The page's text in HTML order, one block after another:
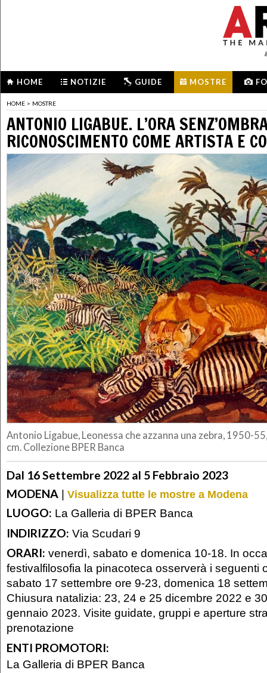
HOME NOTIZIE GUIDE MOSTRE
HOME > MOSTRE
ANTONIO LIGABUE. L’ORA
RICONOSCIMENTO COME ARTISTA E
Antonio Ligabue, Leonessa che azzanna una zebra, 1950-
cm. Collezione BPER Banca
Dal 16 Settembre 2022 al 5 Febbraio 2023
MODENA | Visualizza tutte le mostre a Modena
LUOGO: La Galleria di BPER Banca
INDIRIZZO: Via Scudari 9
ORARI: venerdì, sabato e domenica 10-18. In
festivalfilosofia la pinacoteca osserverà i seguenti
sabato 17 settembre ore 9-23, domenica 18
Chiusura natalizia: 23, 24 e 25 dicembre 2022 e
gennaio 2023. Visite guidate, gruppi e aperture
prenotazione
ENTI PROMOTORI:
La Galleria di BPER Banca